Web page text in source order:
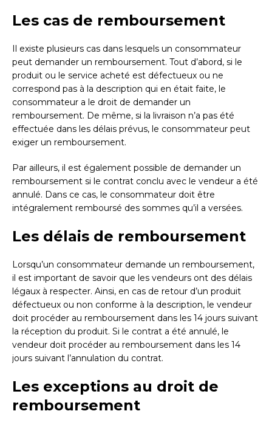
Les cas de remboursement
Il existe plusieurs cas dans lesquels un consommateur
peut demander un remboursement. Tout d’abord, si le
produit ou le service acheté est défectueux ou ne
correspond pas à la description qui en était faite, le
consommateur a le droit de demander un
remboursement. De même, si la livraison n’a pas été
effectuée dans les délais prévus, le consommateur peut
exiger un remboursement.
Par ailleurs, il est également possible de demander un
remboursement si le contrat conclu avec le vendeur a été
annulé. Dans ce cas, le consommateur doit être
intégralement remboursé des sommes qu’il a versées.
Les délais de remboursement
Lorsqu’un consommateur demande un remboursement,
il est important de savoir que les vendeurs ont des délais
légaux à respecter. Ainsi, en cas de retour d’un produit
défectueux ou non conforme à la description, le vendeur
doit procéder au remboursement dans les 14 jours suivant
la réception du produit. Si le contrat a été annulé, le
vendeur doit procéder au remboursement dans les 14
jours suivant l’annulation du contrat.
Les exceptions au droit de
remboursement